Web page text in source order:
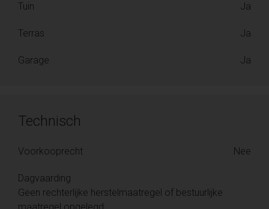
Tuin Ja
Terras Ja
Garage Ja
Technisch
Voorkooprecht Nee
Dagvaarding
Geen rechterlijke herstelmaatregel of bestuurlijke